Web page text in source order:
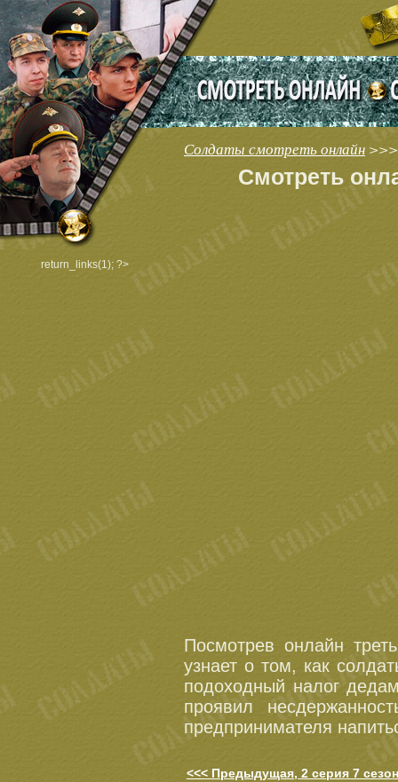
return_links(1); ?>
Солдаты смотреть онлайн >>>
Смотреть
Посмотрев онлайн
узнает о том, как
подоходный налог
проявил
предпринимателя
<<< Предыдущая, 2 серия 7